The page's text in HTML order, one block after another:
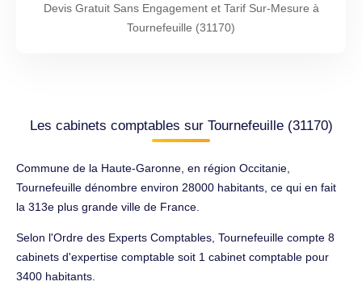
Devis Gratuit Sans Engagement et Tarif Sur-Mesure à
Tournefeuille (31170)
Les cabinets comptables sur Tournefeuille (31170)
Commune de la Haute-Garonne, en région Occitanie,
Tournefeuille dénombre environ 28000 habitants, ce qui en fait
la 313e plus grande ville de France.
Selon l'Ordre des Experts Comptables, Tournefeuille compte 8
cabinets d'expertise comptable soit 1 cabinet comptable pour
3400 habitants.